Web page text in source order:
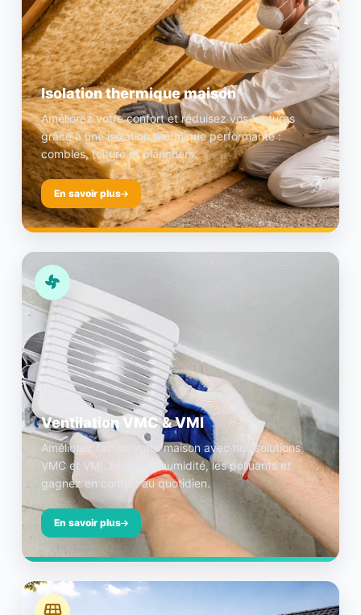
Isolation thermique maison
Améliorez votre confort et réduisez vos factures
grâce à une isolation thermique performante :
combles, toiture et planchers.
En savoir plus
Ventilation VMC & VMI
Améliorez l’air de votre maison avec nos solutions
VMC et VMI. Éliminez l’humidité, les polluants et
gagnez en confort au quotidien.
En savoir plus